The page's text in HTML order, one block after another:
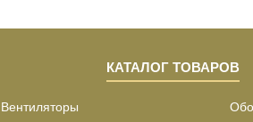
КАТАЛОГ ТОВАРОВ
Вентиляторы